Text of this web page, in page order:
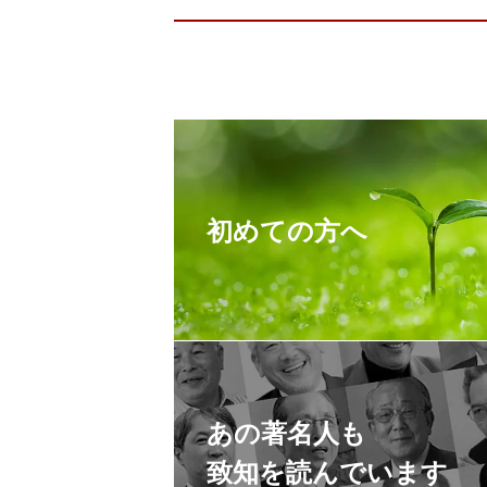
初めての方へ
あの著名人も
致知を読んでいます